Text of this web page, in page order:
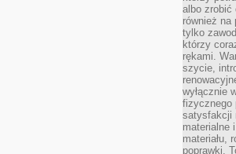
albo zrobić
również
tylko
którzy
rękami.
szycie,
wyłącznie
fizycznego
satysfakcji
materialne
materiału,
poprawki.